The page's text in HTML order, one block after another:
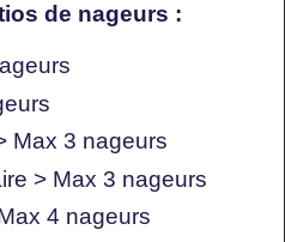
de nageurs :
Max 3 nageurs
> Max 3 nageurs
4 nageurs